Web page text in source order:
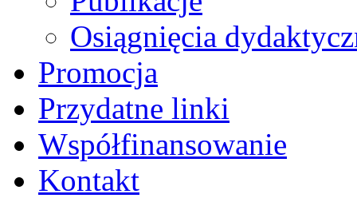
Osiągnięcia
Promocja
Przydatne linki
Współfinansowanie
Kontakt